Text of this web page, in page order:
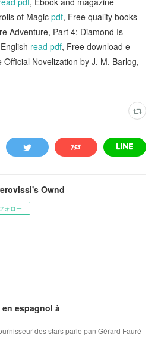
of Magic pdf, Free quality books
Adventure, Part 4: Diamond Is
read pdf, Free download e -
Novelization by J. M. Barlog,
Ownd
ォロー
espagnol à
des stars parle pan Gérard Fauré